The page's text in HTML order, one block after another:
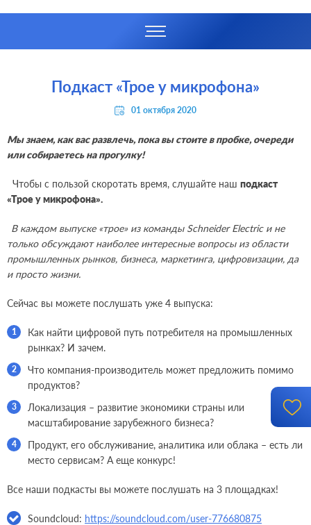
Подкаст «Трое у микрофона»
01 октября 2020
Мы знаем, как вас развлечь, пока вы стоите в пробке, очереди
или собираетесь на прогулку!
Чтобы с пользой скоротать время, слушайте наш подкаст
«Трое у микрофона».
В каждом выпуске «трое» из команды Schneider Electricи не
только обсуждают наиболее интересные вопросы из области
промышленных рынков, бизнеса, маркетинга, цифровизации, да
и просто жизни.
Сейчас вы можете послушать уже 4 выпуска:
Как найти цифровой путь потребителя на промышленных
рынках? И зачем.
Что компания-производитель может предложить помимо
продуктов?
Локализация – развитие экономики страны или
масштабирование зарубежного бизнеса?
Продукт, его обслуживание, аналитика или облака – есть ли
место сервисам? А еще конкурс!
Все наши подкасты вы можете послушать на 3 площадках!
Soundcloud: https://soundcloud.com/user-776680875